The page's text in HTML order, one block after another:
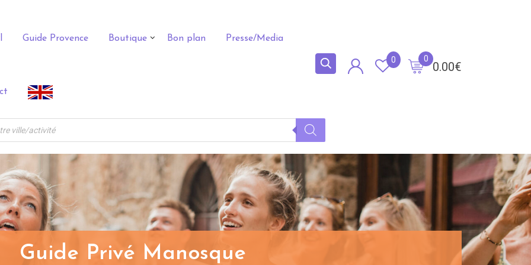
Guide Provence Boutique Bon plan Presse/Media
0.00€
0
0
Guide Privé Manosque